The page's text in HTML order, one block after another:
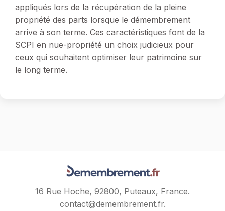
appliqués lors de la récupération de la pleine
propriété des parts lorsque le démembrement
arrive à son terme. Ces caractéristiques font de la
SCPI en nue-propriété un choix judicieux pour
ceux qui souhaitent optimiser leur patrimoine sur
le long terme.
16 Rue Hoche, 92800, Puteaux, France.
contact@demembrement.fr.